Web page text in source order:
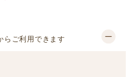
らご利用できます